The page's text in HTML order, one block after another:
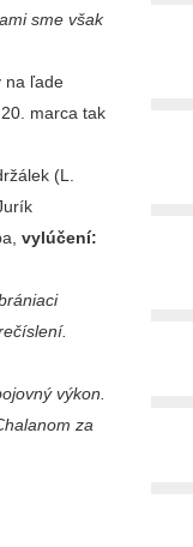
sme však
na ľade
marca tak
(L.
vylúčení:
výkon.
za